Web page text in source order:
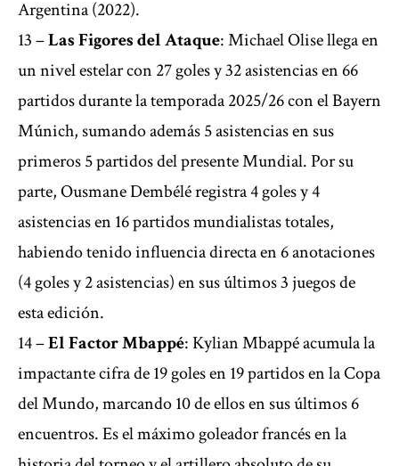
Argentina (2022).
13 –Las Figores del Ataque: Michael Olise llega en
un nivel estelar con 27 goles y 32 asistencias en 66
partidos durante la temporada 2025/26 con el Bayern
Múnich, sumando además 5 asistencias en sus
primeros 5 partidos del presente Mundial. Por su
parte, Ousmane Dembélé registra 4 goles y 4
asistencias en 16 partidos mundialistas totales,
habiendo tenido influencia directa en 6 anotaciones
(4 goles y 2 asistencias) en sus últimos 3 juegos de
esta edición.
14 –El Factor Mbappé: Kylian Mbappé acumula la
impactante cifra de 19 goles en 19 partidos en la Copa
del Mundo, marcando 10 de ellos en sus últimos 6
encuentros. Es el máximo goleador francés en la